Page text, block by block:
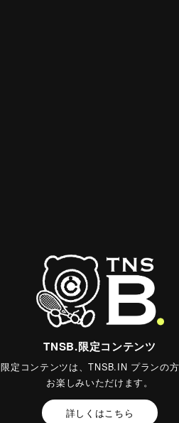
TNSB.限定コンテンツ
限定コンテンツは、TNSB.IN プランの
お楽しみいただけます。
詳しくはこちら